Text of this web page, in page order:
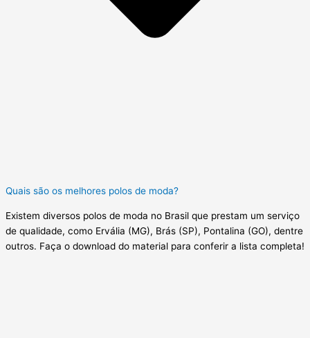
Quais são os melhores polos de moda?
Existem diversos polos de moda no Brasil que prestam um serviço
de qualidade, como Ervália (MG), Brás (SP), Pontalina (GO), dentre
outros. Faça o download do material para conferir a lista completa!